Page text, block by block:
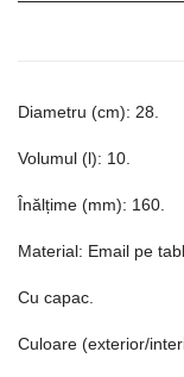
Diametru (cm): 28.
Volumul (l): 10.
Înălțime (mm): 160.
Material: Email pe
Cu capac.
Culoare (exterior/